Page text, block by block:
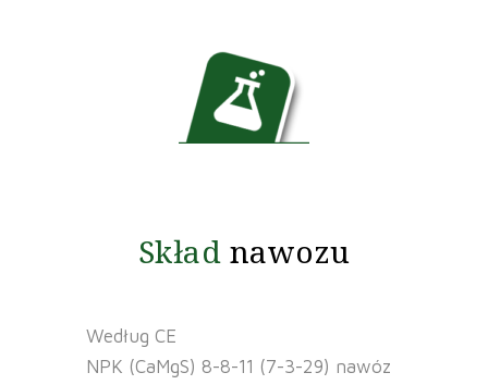
Skład nawozu
Według CE
NPK (CaMgS) 8-8-11 (7-3-29) nawóz